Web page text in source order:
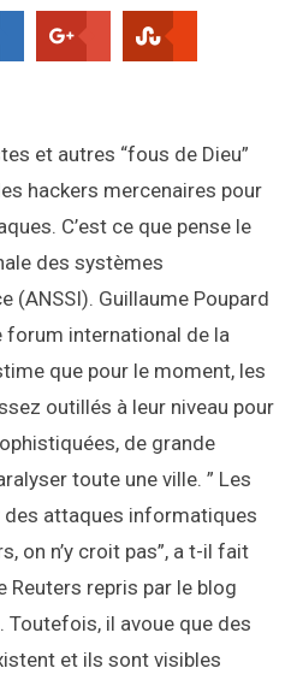
et autres “fous de Dieu”
hackers mercenaires pour
C’est ce que pense le
des systèmes
(ANSSI). Guillaume Poupard
forum international de la
que pour le moment, les
outillés à leur niveau pour
de grande
toute une ville. ” Les
attaques informatiques
on n’y croit pas”, a t-il fait
repris par le blog
il avoue que des
et ils sont visibles